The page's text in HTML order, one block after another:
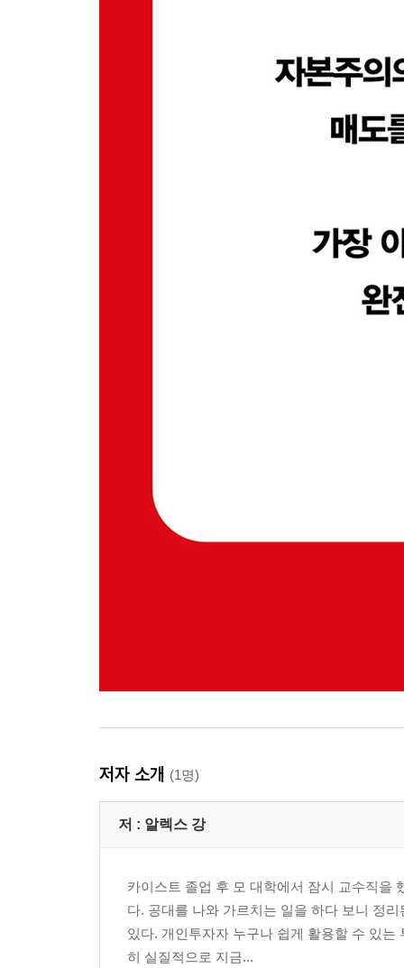
저자 소개 (1명)
저 : 알렉스 강
카이스트 졸업 후 모 대학에서 잠시 교수직을
다. 공대를 나와 가르치는 일을 하다 보니 정
있다. 개인투자자 누구나 쉽게 활용할 수 있
히 실질적으로 지금...